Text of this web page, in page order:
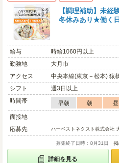
【調理補助】未経
冬休みあり★働く
給与
時給1060円以上
勤務地
大月市
アクセス
中央本線(東京－松本) 猿
シフト
週3日以上
時間帯
早朝 朝 昼
面接地
応募先
ハーベストネクスト株式会社
募集終了日時：8月31日
詳細を見る